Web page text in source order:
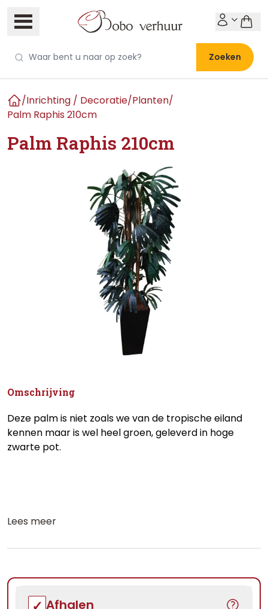
Zoeken
Home
/Inrichting / Decoratie/Planten/
Palm Raphis 210cm
Palm Raphis 210cm
Omschrijving
Deze palm is niet zoals we van de tropische eiland
kennen maar is wel heel groen, geleverd in hoge
zwarte pot.
Lees meer
Afhalen